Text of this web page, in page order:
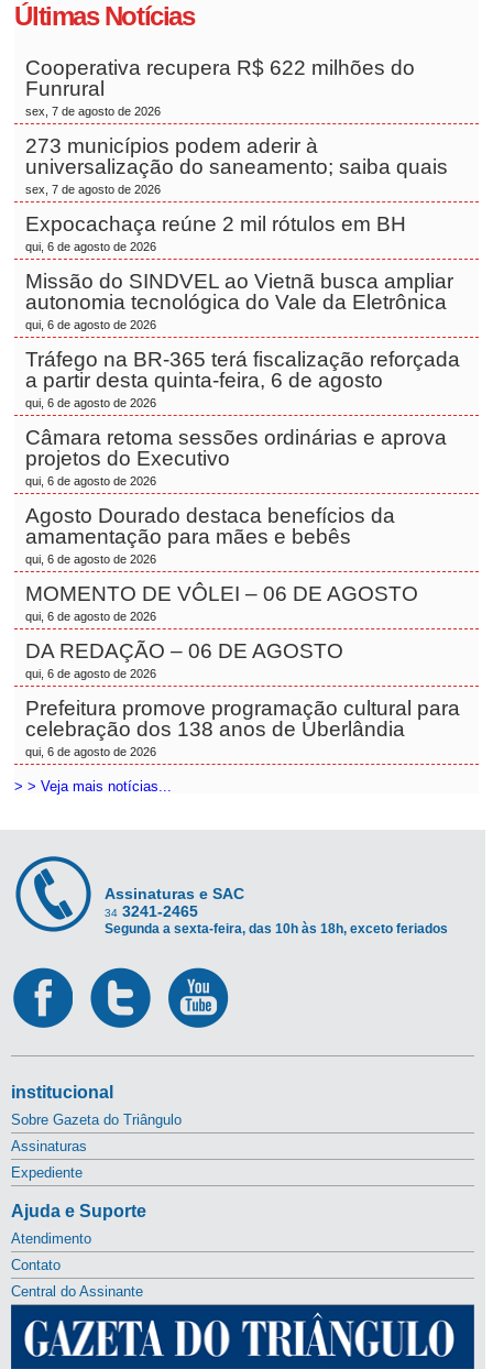
Últimas Notícias
Cooperativa recupera R$ 622 milhões do
Funrural
sex, 7 de agosto de 2026
273 municípios podem aderir à
universalização do saneamento; saiba quais
sex, 7 de agosto de 2026
Expocachaça reúne 2 mil rótulos em BH
qui, 6 de agosto de 2026
Missão do SINDVEL ao Vietnã busca ampliar
autonomia tecnológica do Vale da Eletrônica
qui, 6 de agosto de 2026
Tráfego na BR-365 terá fiscalização reforçada
a partir desta quinta-feira, 6 de agosto
qui, 6 de agosto de 2026
Câmara retoma sessões ordinárias e aprova
projetos do Executivo
qui, 6 de agosto de 2026
Agosto Dourado destaca benefícios da
amamentação para mães e bebês
qui, 6 de agosto de 2026
MOMENTO DE VÔLEI – 06 DE AGOSTO
qui, 6 de agosto de 2026
DA REDAÇÃO – 06 DE AGOSTO
qui, 6 de agosto de 2026
Prefeitura promove programação cultural para
celebração dos 138 anos de Uberlândia
qui, 6 de agosto de 2026
> > Veja mais notícias...
Assinaturas e SAC
34 3241-2465
Segunda a sexta-feira, das 10h às 18h, exceto feriados
institucional
Sobre Gazeta do Triângulo
Assinaturas
Expediente
Ajuda e Suporte
Atendimento
Contato
Central do Assinante